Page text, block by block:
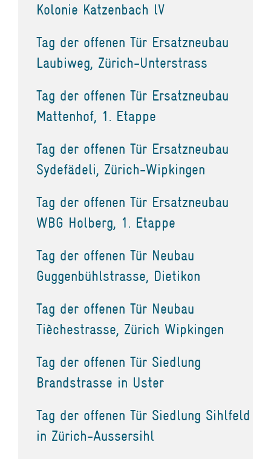
Kolonie Katzenbach lV
Tag der offenen Tür Ersatzneubau
Laubiweg, Zürich-Unterstrass
Tag der offenen Tür Ersatzneubau
Mattenhof, 1. Etappe
Tag der offenen Tür Ersatzneubau
Sydefädeli, Zürich-Wipkingen
Tag der offenen Tür Ersatzneubau
WBG Holberg, 1. Etappe
Tag der offenen Tür Neubau
Guggenbühlstrasse, Dietikon
Tag der offenen Tür Neubau
Tièchestrasse, Zürich Wipkingen
Tag der offenen Tür Siedlung
Brandstrasse in Uster
Tag der offenen Tür Siedlung Sihlfeld
in Zürich-Aussersihl